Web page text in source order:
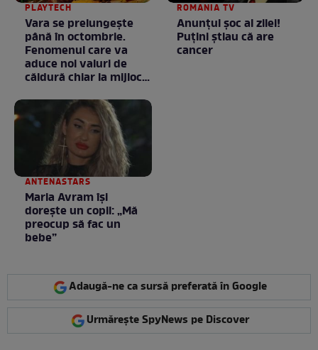
PLAYTECH
Vara se prelungeşte
până în octombrie.
Fenomenul care va
aduce noi valuri de
căldură chiar la mijlocul
ROMANIA TV
Anunţul şoc al zilei!
Puţini ştiau că are
cancer
ANTENASTARS
Maria Avram își
dorește un copil: „Mă
preocup să fac un
bebe”
Adaugă-ne ca sursă preferată în Google
Urmărește SpyNews pe Discover